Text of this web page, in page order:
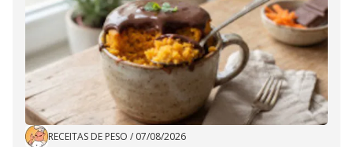
RECEITAS DE PESO / 07/08/2026